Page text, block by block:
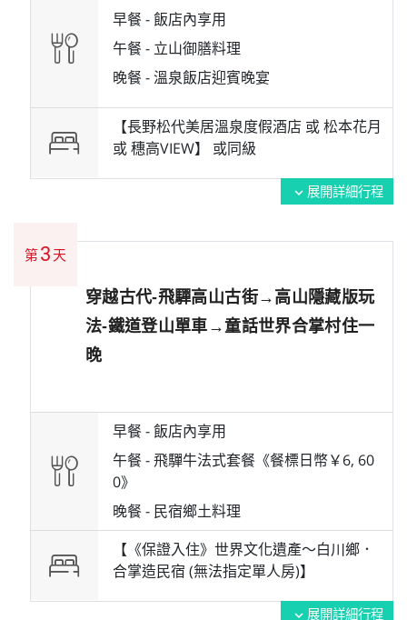
早餐 -飯店內享用
午餐 - 立山御膳料理
晚餐 - 溫泉飯店迎賓晚宴
【長野松代美居溫泉度假酒店 或 松本花月
或 穗高VIEW】 或同級
expand_more 展開詳細行程
第3 天
穿越古代-飛驒高山古街→高山隱藏版玩
法-鐵道登山單車→童話世界合掌村住一
晚
早餐 -飯店內享用
午餐 -飛驒牛法式套餐《餐標日幣￥6, 60
0》
晚餐 - 民宿鄉土料理
【《保證入住》世界文化遺產～白川鄉．
合掌造民宿 (無法指定單人房)】
expand_more 展開詳細行程